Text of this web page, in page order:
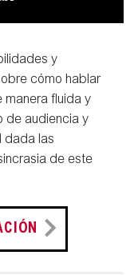
y
cómo hablar
manera fluida y
de audiencia y
dada las
de este